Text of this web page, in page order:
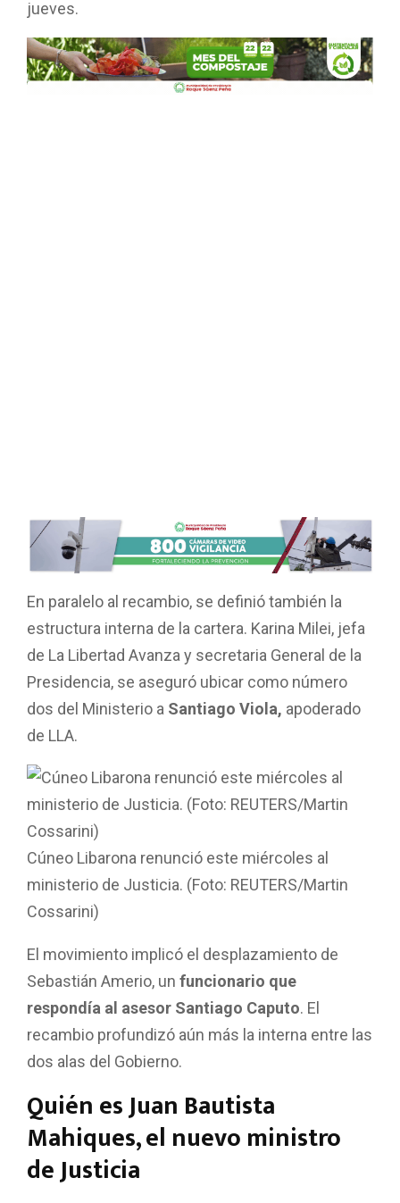
jueves.
En paralelo al recambio, se definió también la
estructura interna de la cartera. Karina Milei, jefa
de La Libertad Avanza y secretaria General de la
Presidencia, se aseguró ubicar como número
dos del Ministerio a Santiago Viola, apoderado
de LLA.
Cúneo Libarona renunció este miércoles al
ministerio de Justicia. (Foto: REUTERS/Martin
Cossarini)
El movimiento implicó el desplazamiento de
Sebastián Amerio, un funcionario que
respondía al asesor Santiago Caputo. El
recambio profundizó aún más la interna entre las
dos alas del Gobierno.
Quién es Juan Bautista
Mahiques, el nuevo ministro
de Justicia